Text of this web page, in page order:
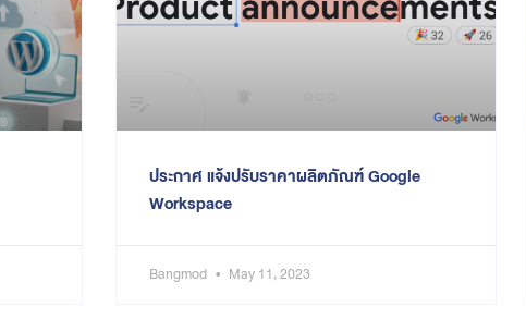
ประกาศ แจ้งปรับราคาผลิตภัณฑ์ Google
Workspace
Bangmod May 11, 2023